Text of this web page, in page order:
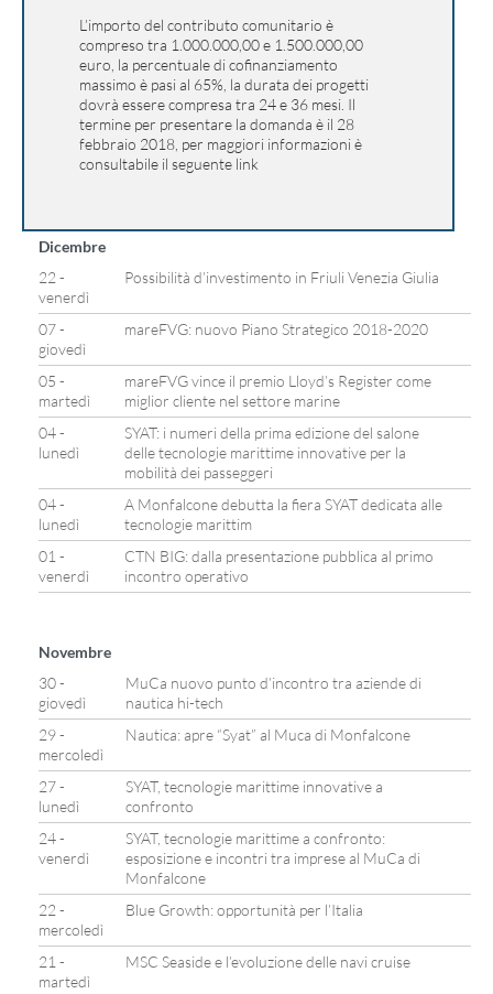
L’importo del contributo comunitario è
compreso tra 1.000.000,00 e 1.500.000,00
euro, la percentuale di cofinanziamento
massimo è pasi al 65%, la durata dei progetti
dovrà essere compresa tra 24 e 36 mesi. Il
termine per presentare la domanda è il 28
febbraio 2018, per maggiori informazioni è
consultabile il seguente link
Dicembre
22 -
venerdì
Possibilità d’investimento in Friuli Venezia Giulia
07 -
giovedì
mareFVG: nuovo Piano Strategico 2018-2020
05 -
martedì
mareFVG vince il premio Lloyd’s Register come
miglior cliente nel settore marine
04 -
lunedì
SYAT: i numeri della prima edizione del salone
delle tecnologie marittime innovative per la
mobilità dei passeggeri
04 -
lunedì
A Monfalcone debutta la fiera SYAT dedicata alle
tecnologie marittim
01 -
venerdì
CTN BIG: dalla presentazione pubblica al primo
incontro operativo
Novembre
30 -
giovedì
MuCa nuovo punto d’incontro tra aziende di
nautica hi-tech
29 -
mercoledì
Nautica: apre “Syat” al Muca di Monfalcone
27 -
lunedì
SYAT, tecnologie marittime innovative a
confronto
24 -
venerdì
SYAT, tecnologie marittime a confronto:
esposizione e incontri tra imprese al MuCa di
Monfalcone
22 -
mercoledì
Blue Growth: opportunità per l’Italia
21 -
martedì
MSC Seaside e l’evoluzione delle navi cruise